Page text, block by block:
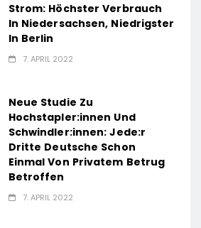
Strom: Höchster Verbrauch
In Niedersachsen, Niedrigster
In Berlin
7. APRIL 2022
Neue Studie Zu
Hochstapler:innen Und
Schwindler:innen: Jede:r
Dritte Deutsche Schon
Einmal Von Privatem Betrug
Betroffen
7. APRIL 2022